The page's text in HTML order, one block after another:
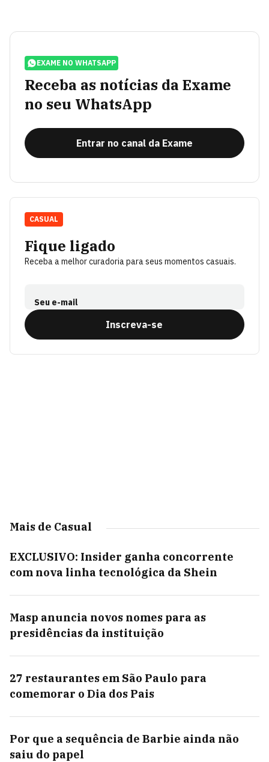
EXAME NO WHATSAPP
Receba as notícias da Exame
no seu WhatsApp
Entrar no canal da Exame
Fique ligado
Receba a melhor curadoria para seus momentos casuais.
Seu e-mail
Inscreva-se
CASUAL
Mais de Casual
EXCLUSIVO: Insider ganha concorrente
com nova linha tecnológica da Shein
Masp anuncia novos nomes para as
presidências da instituição
27 restaurantes em São Paulo para
comemorar o Dia dos Pais
Por que a sequência de Barbie ainda não
saiu do papel